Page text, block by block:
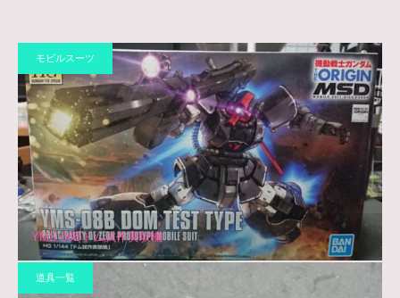
モビルスーツ
YMS-08Bドム試作実験機
道具一覧